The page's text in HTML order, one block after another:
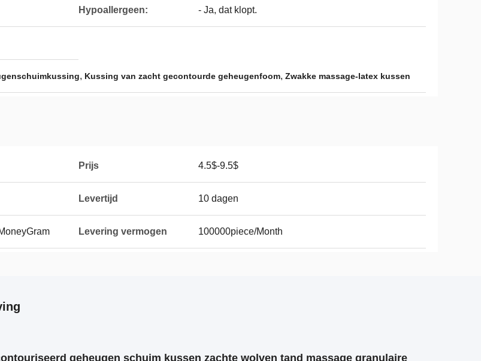
Hypoallergeen: - Ja, dat klopt.
, Kussing van zacht gecontourde geheugenfoom, Zwakke massage-latex kussen
Prijs 4.5$-9.5$
Levertijd 10 dagen
Levering vermogen 100000piece/Month
geheugen schuim kussen zachte wolven tand massage granulaire